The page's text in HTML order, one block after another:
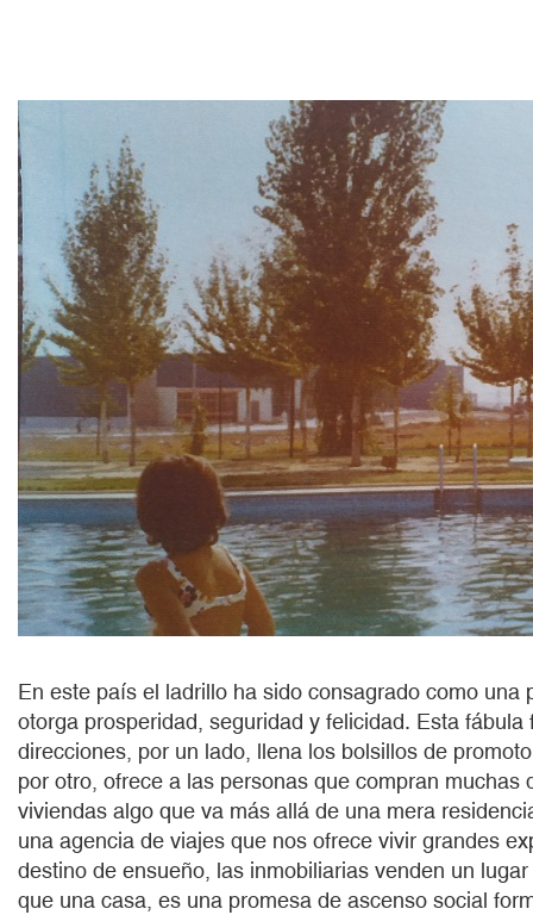
En este país el ladrillo ha sido consagrado como una
otorga prosperidad, seguridad y felicidad. Esta fábula
direcciones, por un lado, llena los bolsillos de
por otro, ofrece a las personas que compran muchas
viviendas algo que va más allá de una mera
una agencia de viajes que nos ofrece vivir grandes
destino de ensueño, las inmobiliarias venden un
que una casa, es una promesa de ascenso social